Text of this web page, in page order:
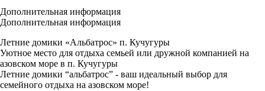
Дополнительная информация
Дополнительная информация
Летние домики «Альбатрос» п. Кучугуры
Уютное место для отдыха семьей или дружной компанией на
азовском море в п. Кучугуры
Летние домики “альбатрос” - ваш идеальный выбор для
семейного отдыха на азовском море!